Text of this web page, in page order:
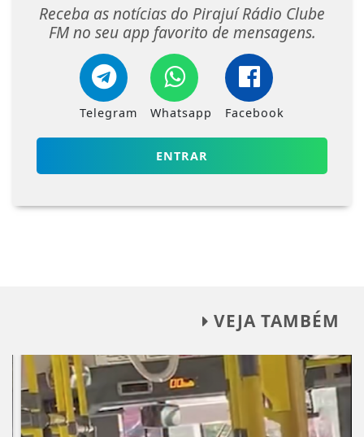
Receba as notícias do Pirajuí Rádio Clube
FM no seu app favorito de mensagens.
Telegram Whatsapp Facebook
ENTRAR
VEJA TAMBÉM